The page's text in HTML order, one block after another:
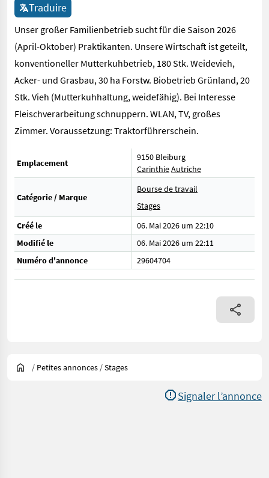
Traduire
Unser großer Familienbetrieb sucht für die Saison 2026
(April-Oktober) Praktikanten. Unsere Wirtschaft ist geteilt,
konventioneller Mutterkuhbetrieb, 180 Stk. Weidevieh,
Acker- und Grasbau, 30 ha Forstw. Biobetrieb Grünland, 20
Stk. Vieh (Mutterkuhhaltung, weidefähig). Bei Interesse
Fleischverarbeitung schnuppern. WLAN, TV, großes
Zimmer. Voraussetzung: Traktorführerschein.
Emplacement
9150 Bleiburg
CarinthieAutriche
Catégorie / Marque
Bourse de travail
Stages
Créé le
06. Mai 2026 um 22:10
Modifié le
06. Mai 2026 um 22:11
Numéro d'annonce
29604704
/ Petites annonces /Stages
Signaler l’annonce